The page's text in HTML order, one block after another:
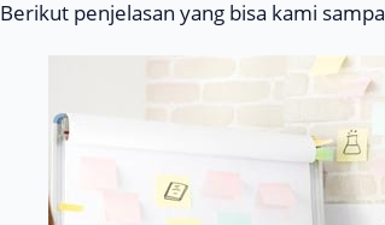
Berikut penjelasan yang bisa kami